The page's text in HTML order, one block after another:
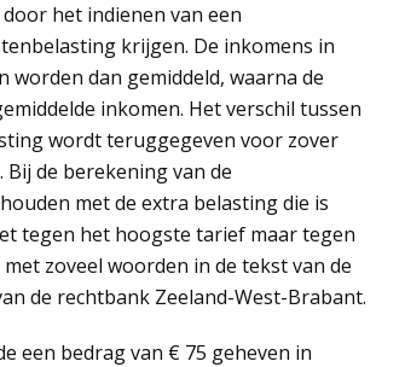
het indienen van een
krijgen. De inkomens in
dan gemiddeld, waarna de
inkomen. Het verschil tussen
wordt teruggegeven voor zover
de berekening van de
met de extra belasting die is
tegen het hoogste tarief maar tegen
zoveel woorden in de tekst van de
de rechtbank Zeeland-West-Brabant.
een bedrag van € 75 geheven in